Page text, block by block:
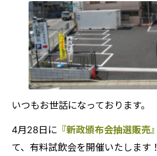
いつもお世話になっております。
4月28日に 『新政頒布会抽選販売』
て、有料試飲会を開催いたします！